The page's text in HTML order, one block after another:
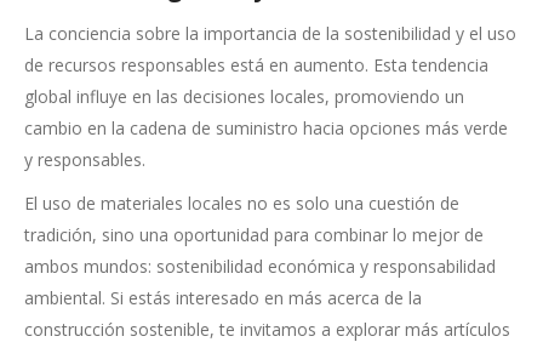
La conciencia sobre la importancia de la sostenibilidad y el uso
de recursos responsables está en aumento. Esta tendencia
global influye en las decisiones locales, promoviendo un
cambio en la cadena de suministro hacia opciones más verde
y responsables.
El uso de materiales locales no es solo una cuestión de
tradición, sino una oportunidad para combinar lo mejor de
ambos mundos: sostenibilidad económica y responsabilidad
ambiental. Si estás interesado en más acerca de la
construcción sostenible, te invitamos a explorar más artículos